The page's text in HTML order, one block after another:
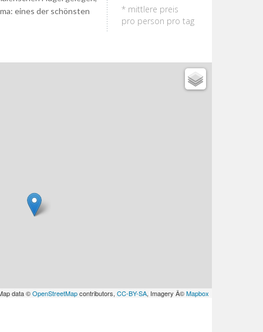
eines der schönsten
* mittlere preis
pro person pro tag
data ©OpenStreetMapcontributors, CC-BY-SA, Imagery Â©Mapbox